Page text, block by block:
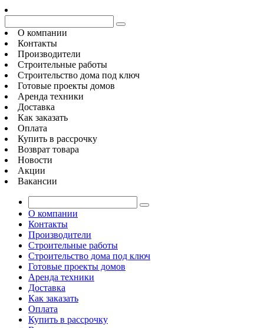
О компании
Контакты
Производители
Строительные работы
Строительство дома под ключ
Готовые проекты домов
Аренда техники
Доставка
Как заказать
Оплата
Купить в рассрочку
Возврат товара
Новости
Акции
Вакансии
О компании
Контакты
Производители
Строительные работы
Строительство дома под ключ
Готовые проекты домов
Аренда техники
Доставка
Как заказать
Оплата
Купить в рассрочку